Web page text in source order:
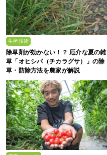
生産技術
除草剤が効かない！？ 厄介な夏の雑
草「オヒシバ（チカラグサ）」の除
草・防除方法を農家が解説